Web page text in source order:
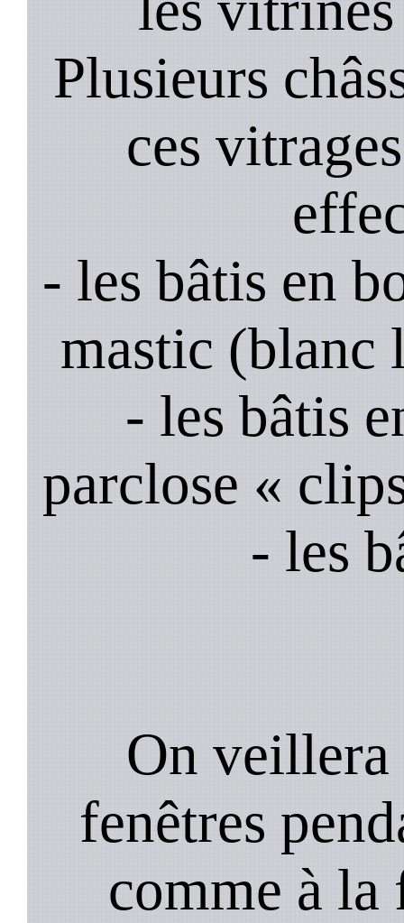
Plusieurs
ces
- les bâtis en
mastic (blanc
- les bâtis
parclose «
- les
On veillera
fenêtres
comme à